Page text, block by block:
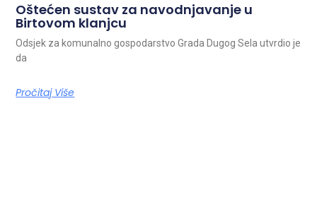
Oštećen sustav za navodnjavanje u
Birtovom klanjcu
Odsjek za komunalno gospodarstvo Grada Dugog Sela utvrdio je
da
Pročitaj Više